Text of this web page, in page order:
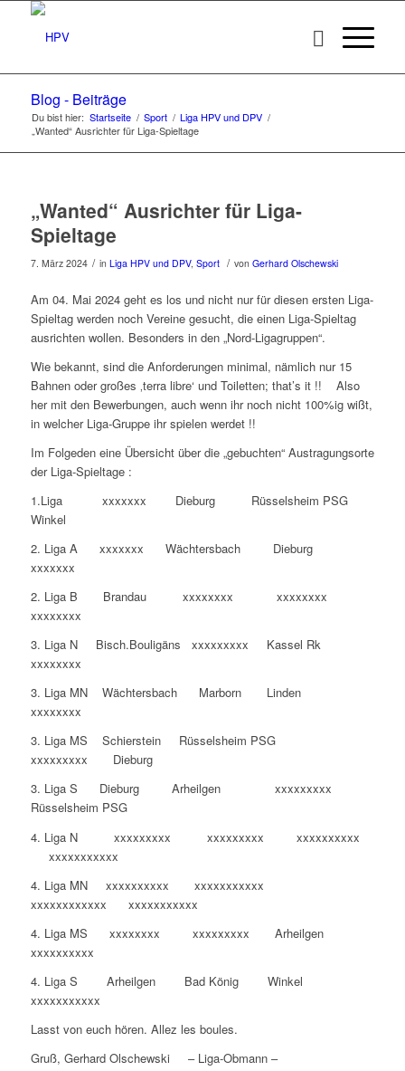
Blog - Beiträge
Du bist hier: Startseite / Sport / Liga HPV und DPV /
„Wanted“ Ausrichter für Liga-Spieltage
„Wanted“ Ausrichter für Liga-
Spieltage
7. März 2024 / in Liga HPV und DPV, Sport / von Gerhard Olschewski
Am 04. Mai 2024 geht es los und nicht nur für diesen ersten Liga-
Spieltag werden noch Vereine gesucht, die einen Liga-Spieltag
ausrichten wollen. Besonders in den „Nord-Ligagruppen“.
Wie bekannt, sind die Anforderungen minimal, nämlich nur 15
Bahnen oder großes ‚terra libre‘ und Toiletten; that’s it !! Also
her mit den Bewerbungen, auch wenn ihr noch nicht 100%ig wißt,
in welcher Liga-Gruppe ihr spielen werdet !!
Im Folgeden eine Übersicht über die „gebuchten“ Austragungsorte
der Liga-Spieltage :
1.Liga xxxxxxx Dieburg Rüsselsheim PSG
Winkel
2. Liga A xxxxxxx Wächtersbach Dieburg
xxxxxxx
2. Liga B Brandau xxxxxxxx xxxxxxxx
xxxxxxxx
3. Liga N Bisch.Bouligäns xxxxxxxxx Kassel Rk
xxxxxxxx
3. Liga MN Wächtersbach Marborn Linden
xxxxxxxx
3. Liga MS Schierstein Rüsselsheim PSG
xxxxxxxxx Dieburg
3. Liga S Dieburg Arheilgen xxxxxxxxx
Rüsselsheim PSG
4. Liga N xxxxxxxxx xxxxxxxxx xxxxxxxxxx
xxxxxxxxxxx
4. Liga MN xxxxxxxxxx xxxxxxxxxxx
xxxxxxxxxxxx xxxxxxxxxxx
4. Liga MS xxxxxxxx xxxxxxxxx Arheilgen
xxxxxxxxxx
4. Liga S Arheilgen Bad König Winkel
xxxxxxxxxxx
Lasst von euch hören. Allez les boules.
Gruß, Gerhard Olschewski – Liga-Obmann –